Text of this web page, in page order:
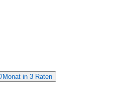
Monat in 3 Raten